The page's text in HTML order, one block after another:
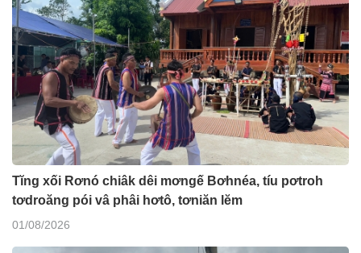
Tĭng xối Rơnó chiâk dêi mơngế Bơhnéa, tíu pơtroh
tơdroăng pói vâ phâi hơtô, tơniăn lĕm
01/08/2026